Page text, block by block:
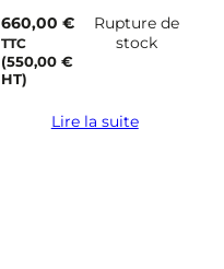
660,00 €
TTC
(550,00 €
HT)
Rupture de
stock
Lire la suite